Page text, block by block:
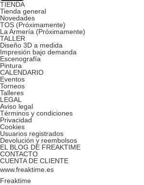
TIENDA
Tienda general
Novedades
TOS (Próximamente)
La Armería (Próximamente)
TALLER
Diseño 3D a medida
Impresión bajo demanda
Escenografía
Pintura
CALENDARIO
Eventos
Torneos
Talleres
LEGAL
Aviso legal
Términos y condiciones
Privacidad
Cookies
Usuarios registrados
Devolución y reembolsos
EL BLOG DE FREAKTIME
CONTACTO
CUENTA DE CLIENTE
www.freaktime.es
Freaktime